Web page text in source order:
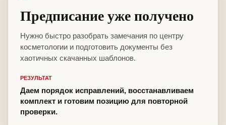
Предписание уже получено
Нужно быстро разобрать замечания по центру
косметологии и подготовить документы без
хаотичных скачанных шаблонов.
РЕЗУЛЬТАТ
Даем порядок исправлений, восстанавливаем
комплект и готовим позицию для повторной
проверки.